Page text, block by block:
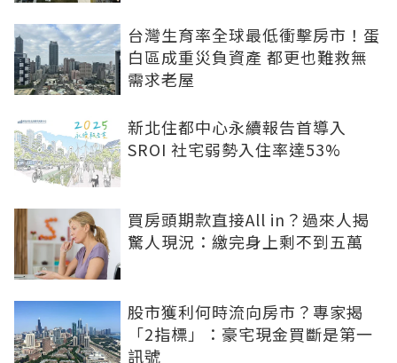
台灣生育率全球最低衝擊房市！蛋
白區成重災負資產 都更也難救無
需求老屋
新北住都中心永續報告首導入
SROI 社宅弱勢入住率達53%
買房頭期款直接All in？過來人揭
驚人現況：繳完身上剩不到五萬
股市獲利何時流向房市？專家揭
「2指標」：豪宅現金買斷是第一
訊號